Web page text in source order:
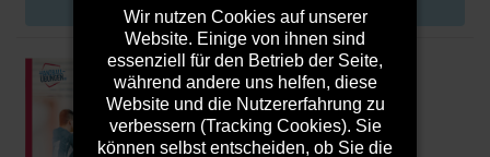
DETAILS
Wir nutzen Cookies auf unserer
Website. Einige von ihnen sind
essenziell für den Betrieb der Seite,
während andere uns helfen, diese
Website und die Nutzererfahrung zu
verbessern (Tracking Cookies). Sie
können selbst entscheiden, ob Sie die